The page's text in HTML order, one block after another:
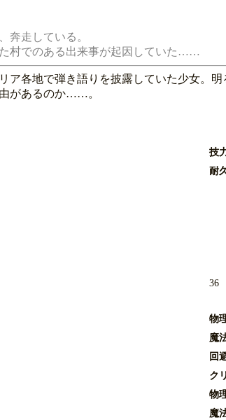
奔走している。
ア各地で弾き語りを披露していた少女。
があるのか……。
技
耐
36
物
魔
回
ク
物
魔